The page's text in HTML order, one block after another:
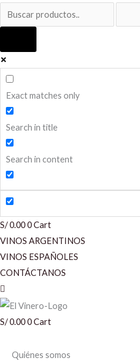
Exact matches only
Search in title
Search in content
S/0.000Cart
VINOS ARGENTINOS
VINOS ESPAÑOLES
CONTÁCTANOS
S/0.000Cart
Quiénes somos